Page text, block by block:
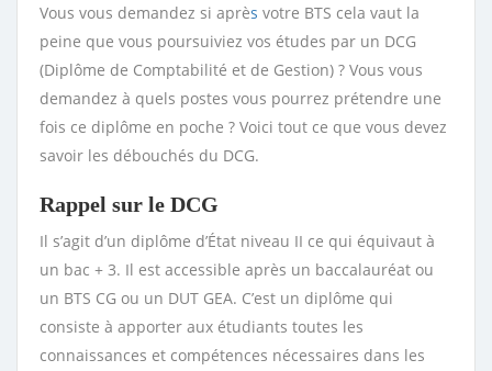
Vous vous demandez si après votre BTS cela vaut la
peine que vous poursuiviez vos études par un DCG
(Diplôme de Comptabilité et de Gestion) ? Vous vous
demandez à quels postes vous pourrez prétendre une
fois ce diplôme en poche ? Voici tout ce que vous devez
savoir les débouchés du DCG.
Rappel sur le DCG
Il s’agit d’un diplôme d’État niveau II ce qui équivaut à
un bac + 3. Il est accessible après un baccalauréat ou
un BTS CG ou un DUT GEA. C’est un diplôme qui
consiste à apporter aux étudiants toutes les
connaissances et compétences nécessaires dans les